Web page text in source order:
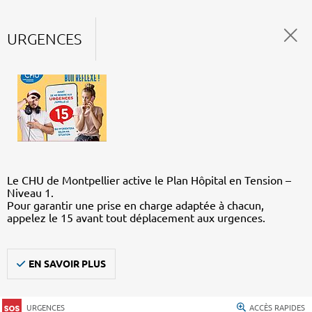
URGENCES
Le CHU de Montpellier active le Plan Hôpital en Tension –
Niveau 1.
Pour garantir une prise en charge adaptée à chacun,
appelez le 15 avant tout déplacement aux urgences.
EN SAVOIR PLUS
URGENCES ACCÈS RAPIDES